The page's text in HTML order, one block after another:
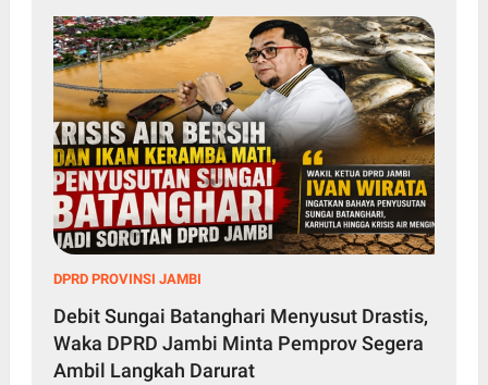
DPRD PROVINSI JAMBI
Debit Sungai Batanghari Menyusut Drastis,
Waka DPRD Jambi Minta Pemprov Segera
Ambil Langkah Darurat